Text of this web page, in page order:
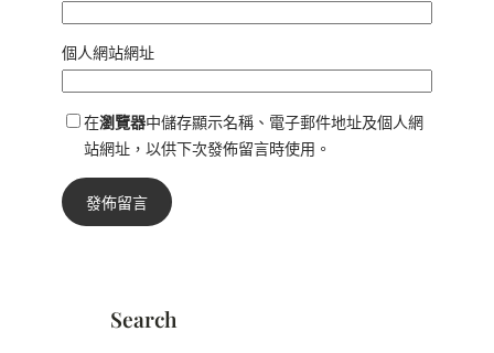
個人網站網址
在瀏覽器中儲存顯示名稱、電子郵件地址及個人網
站網址，以供下次發佈留言時使用。
Search